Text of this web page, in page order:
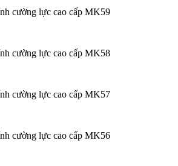
cường lực cao cấp MK59
cường lực cao cấp MK58
cường lực cao cấp MK57
cường lực cao cấp MK56